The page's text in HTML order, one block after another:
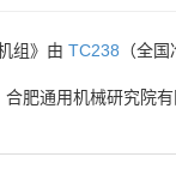
组》由 TC238 （全
合肥通用机械研究院有